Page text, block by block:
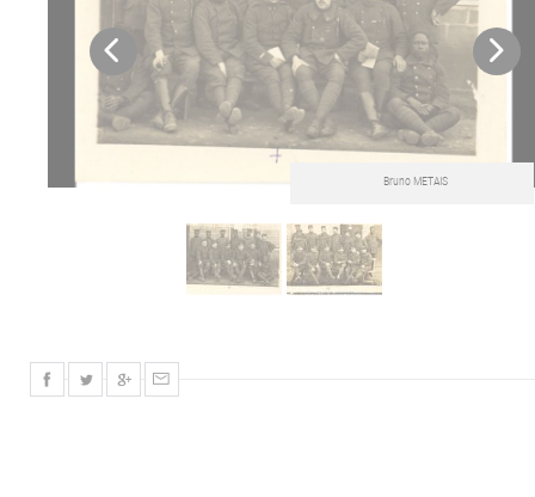
Bruno METAIS